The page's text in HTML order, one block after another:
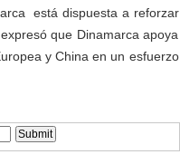
está dispuesta a reforzar
que Dinamarca apoya
y China en un esfuerzo